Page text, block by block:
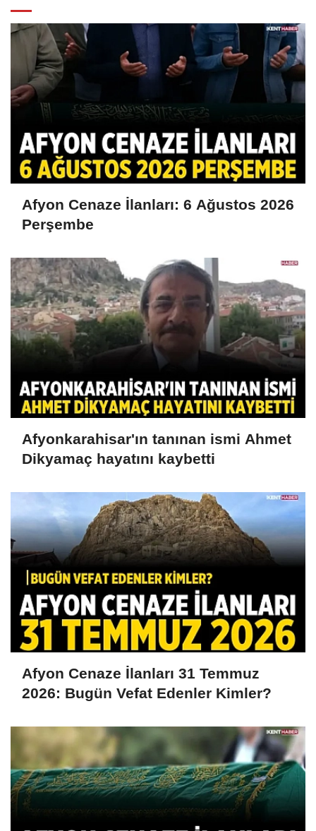
Afyon Cenaze İlanları: 6 Ağustos 2026
Perşembe
Afyonkarahisar'ın tanınan ismi Ahmet
Dikyamaç hayatını kaybetti
Afyon Cenaze İlanları 31 Temmuz
2026: Bugün Vefat Edenler Kimler?